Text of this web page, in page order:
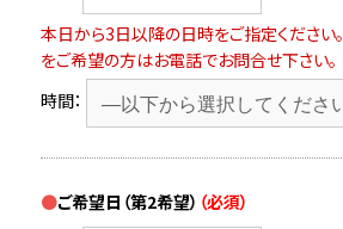
本日から3日以降の日時をご指定ください。
をご希望の方はお電話でお問合せ下さい。
時間：
ご希望日（第2希望） （必須）